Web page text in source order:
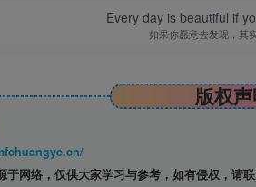
Every day is beautiful if
如果你愿意去发现，其
版权
于网络，仅供大家学习与参考，如有侵权，请